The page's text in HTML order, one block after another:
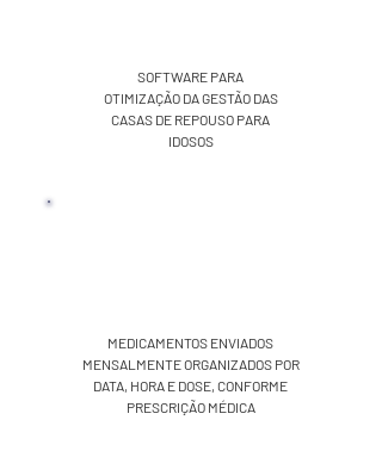
SOFTWARE PARA
OTIMIZAÇÃO DA GESTÃO DAS
CASAS DE REPOUSO PARA
IDOSOS
MEDICAMENTOS ENVIADOS
MENSALMENTE ORGANIZADOS POR
DATA, HORA E DOSE, CONFORME
PRESCRIÇÃO MÉDICA